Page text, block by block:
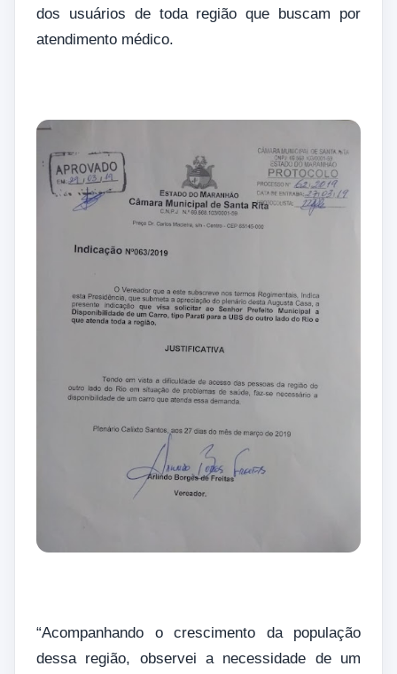
dos usuários de toda região que buscam por
atendimento médico.
“Acompanhando o crescimento da população
dessa região, observei a necessidade de um